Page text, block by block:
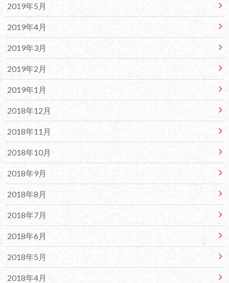
2019年5月
2019年4月
2019年3月
2019年2月
2019年1月
2018年12月
2018年11月
2018年10月
2018年9月
2018年8月
2018年7月
2018年6月
2018年5月
2018年4月